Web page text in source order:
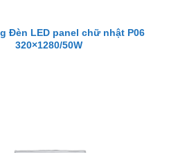
Đèn LED panel chữ nhật P06
320×1280/50W